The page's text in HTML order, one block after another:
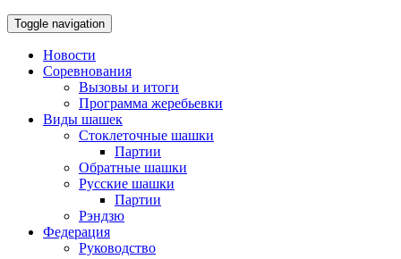
Toggle navigation
Новости
Соревнования
Вызовы и итоги
Программа жеребьевки
Виды шашек
Стоклеточные шашки
Партии
Обратные шашки
Русские шашки
Партии
Рэндзю
Федерация
Руководство